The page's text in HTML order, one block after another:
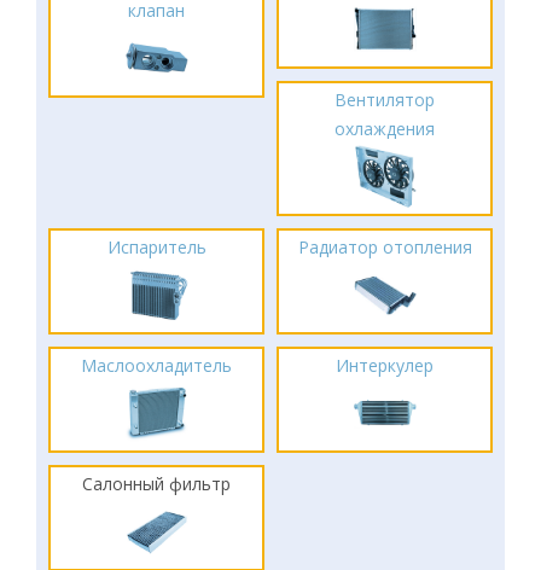
клапан
Вентилятор
охлаждения
Испаритель Радиатор отопления
Маслоохладитель Интеркулер
Салонный фильтр